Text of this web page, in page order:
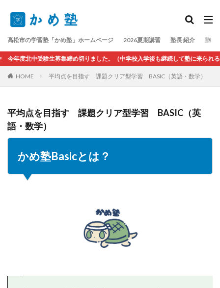
高松市の学習塾「かめ塾」ホームページ 2026夏期講習 塾長 紹介 塾長
中受験生募集締め切りました。（中学校入学後も継続して塾に来られる方は
HOME 平均点を目指す 課題クリア型学習 BASIC（英語・数学）
平均点を目指す 課題クリア型学習 BASIC（英
語・数学）
かめ塾Basicとは？